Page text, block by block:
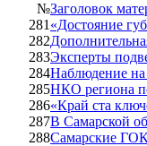
№Заголовок
281 «Достояние
282
283Эксперты
284Наблюдение
285НКО региона
286«Край ста
287В Самарской
288Самарские